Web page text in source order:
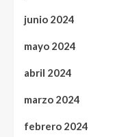
junio 2024
mayo 2024
abril 2024
marzo 2024
febrero 2024